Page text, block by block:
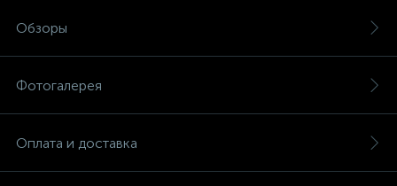
Обзоры
Фотогалерея
Оплата и доставка